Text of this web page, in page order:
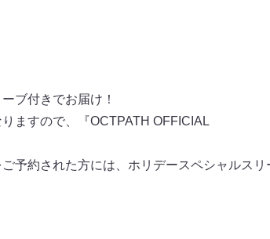
ブ付きでお届け！
ますので、『OCTPATH OFFICIAL
予約された⽅には、ホリデースペシャルスリ